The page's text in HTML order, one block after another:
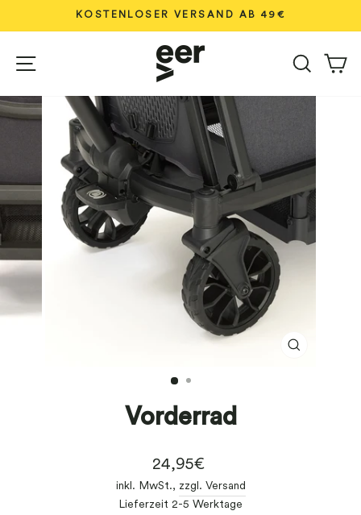
zum
Diashow
KOSTENLOSER VERSAND AB 49€
Suche
Vorderrad
Normaler
Preis
24,95€
inkl. MwSt., zzgl. Versand
Lieferzeit 2-5 Werktage